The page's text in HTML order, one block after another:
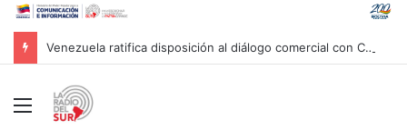
Venezuela ratifica disposición al diálogo comercial con Colombia bajo el principio de soberanía
Menú